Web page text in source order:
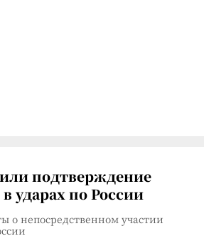
подтверждение
ударах по России
о непосредственном участии